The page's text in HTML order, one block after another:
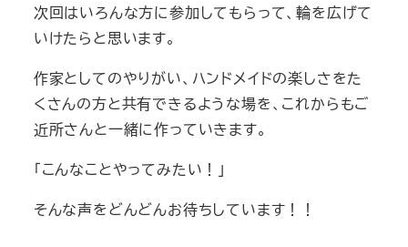
次回はいろんな方に参加してもらって、輪を広げて
いけたらと思います。
作家としてのやりがい、ハンドメイドの楽しさをた
くさんの方と共有できるような場を、これからもご
近所さんと一緒に作っていきます。
「こんなことやってみたい！」
そんな声をどんどんお待ちしています！！